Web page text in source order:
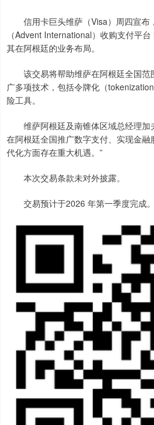
信用卡巨头维萨（Visa）周四宣布
（Advent International）收购支付平
其在阿根廷的业务布局。
该交易将帮助维萨在阿根廷全国范
广多项技术，包括令牌化（
险工具。
维萨阿根廷及南锥体区域总经理加
在阿根廷全国推广数字支付、实现金
代化方面存在重大机遇。”
本次交易条款未对外披露。
交易预计于2026 年第一季度完成。